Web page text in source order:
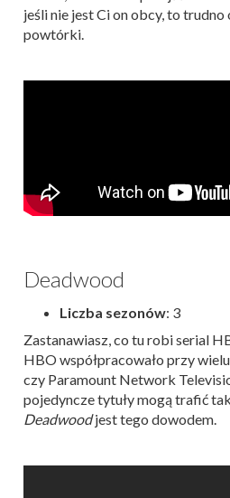
jeśli nie jest Ci on obcy, to trudno
powtórki.
Deadwood
Liczba sezonów: 3
Zastanawiasz, co tu robi serial
HBO współpracowało przy
czy Paramount Network
pojedyncze tytuły mogą trafić
Deadwoodjest tego dowodem.